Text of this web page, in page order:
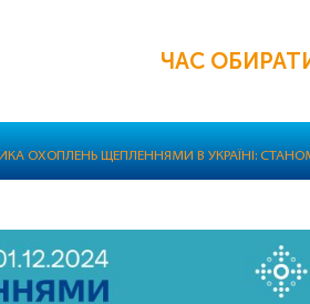
ЧАС
ОХОПЛЕНЬ ЩЕПЛЕННЯМИ В УКРАЇНІ: